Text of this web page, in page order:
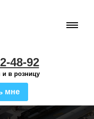
48-92
и в розницу
мне